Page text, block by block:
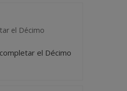
el Décimo
el Décimo